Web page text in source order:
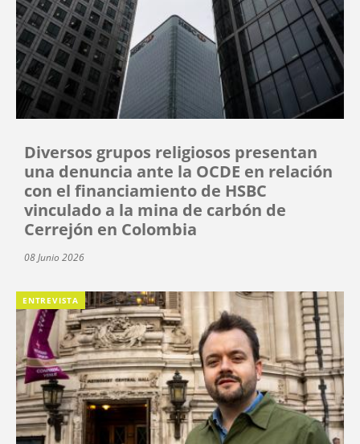
Diversos grupos religiosos presentan
una denuncia ante la OCDE en relación
con el financiamiento de HSBC
vinculado a la mina de carbón de
Cerrejón en Colombia
08 Junio 2026
ENTREVISTA